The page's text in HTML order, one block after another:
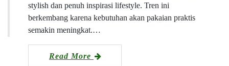
stylish dan penuh inspirasi lifestyle. Tren ini
berkembang karena kebutuhan akan pakaian praktis
semakin meningkat.…
Read More